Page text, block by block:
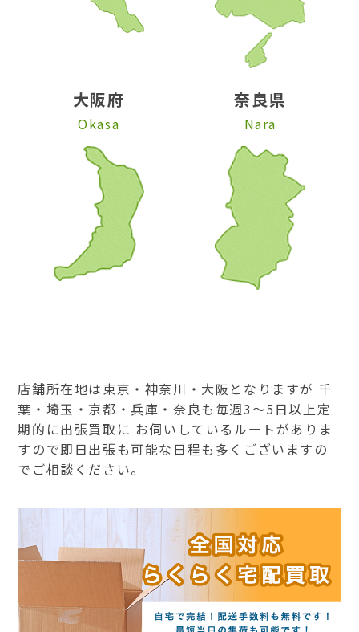
大阪府
Okasa
奈良県
Nara
店舗所在地は東京・神奈川・大阪となりますが 千
葉・埼玉・京都・兵庫・奈良も毎週3～5日以上定
期的に出張買取に お伺いしているルートがありま
すので即日出張も可能な日程も多くございますの
でご相談ください。